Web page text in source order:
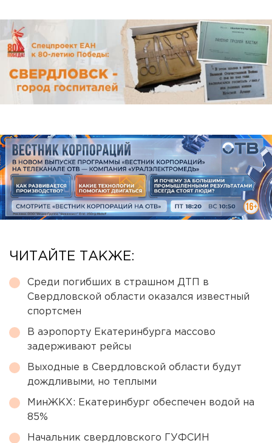
ЧИТАЙТЕ ТАКЖЕ:
Среди погибших в страшном ДТП в
Свердловской области оказался известный
спортсмен
В аэропорту Екатеринбурга массово
задерживают рейсы
Выходные в Свердловской области будут
дождливыми, но теплыми
МинЖКХ: Екатеринбург обеспечен водой на
85%
Начальник свердловского ГУФСИН